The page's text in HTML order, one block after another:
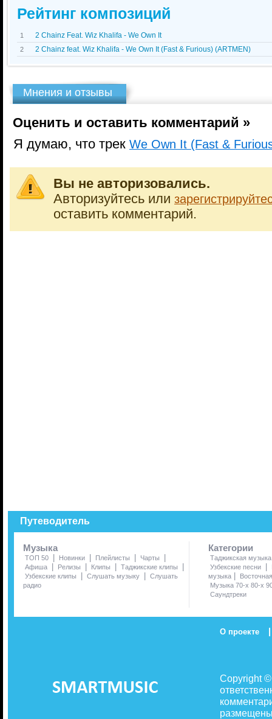
Рейтинг композиций
1 2 Chainz Feat. Wiz Khalifa - We Own It
2 2 Chainz feat. Wiz Khalifa - We Own It (Fast & Furious) (ARTMEN)
Мнения и отзывы
Оценить и оставить комментарий »
Я думаю, что трек We Own It (Fast &
Вы не авторизовались.
Авторизуйтесь или
оставить комментарий.
Путеводитель
Музыка
ТОП 50 | Новинки | Плейлисты | Чарты |
Афиша | Релизы | Клипы | Таджикские клипы |
Узбекские клипы | Слушать музыку | Слушать
радио
Категории
Таджикская музыка
Узбекские песни
|
музыка |
Музыка 70-х 80-х
Саундтреки
О проекте |
Copyright
размещены